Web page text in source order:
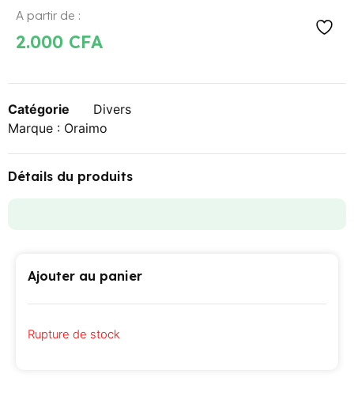
A partir de :
2.000 CFA
Catégorie
Divers
Marque : Oraimo
Détails du produits
Ajouter au panier
Rupture de stock